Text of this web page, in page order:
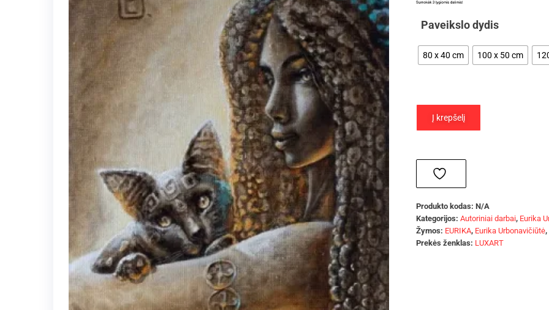
Paveikslo dydis
80 x 40 cm 100 x 50 cm
Į krepšelį
Produkto kodas: N/A
Kategorijos: Autoriniai darbai, Eurika
Žymos: EURIKA, Eurika Urbonavičiūtė,
Prekės ženklas: LUXART